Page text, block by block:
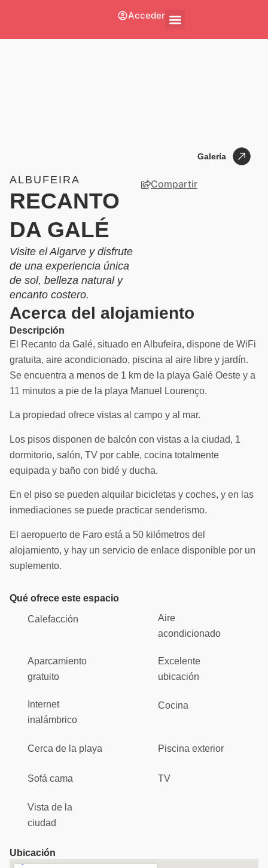
Acceder
Galería
ALBUFEIRA
RECANTO
DA GALÉ
Visite el Algarve y disfrute
de una experiencia única
de sol, belleza natural y
encanto costero.
Compartir
Acerca del alojamiento
Descripción
El Recanto da Galé, situado en Albufeira, dispone de WiFi
gratuita, aire acondicionado, piscina al aire libre y jardín.
Se encuentra a menos de 1 km de la playa Galé Oeste y a
11 minutos a pie de la playa Manuel Lourenço.
La propiedad ofrece vistas al campo y al mar.
Los pisos disponen de balcón con vistas a la ciudad, 1
dormitorio, salón, TV por cable, cocina totalmente
equipada y baño con bidé y ducha.
En el piso se pueden alquilar bicicletas y coches, y en las
inmediaciones se puede practicar senderismo.
El aeropuerto de Faro está a 50 kilómetros del
alojamiento, y hay un servicio de enlace disponible por un
suplemento.
Qué ofrece este espacio
Calefacción
Aire
acondicionado
Aparcamiento
gratuito
Excelente
ubicación
Internet
inalámbrico
Cocina
Cerca de la playa Piscina exterior
Sofá cama TV
Vista de la
ciudad
Ubicación